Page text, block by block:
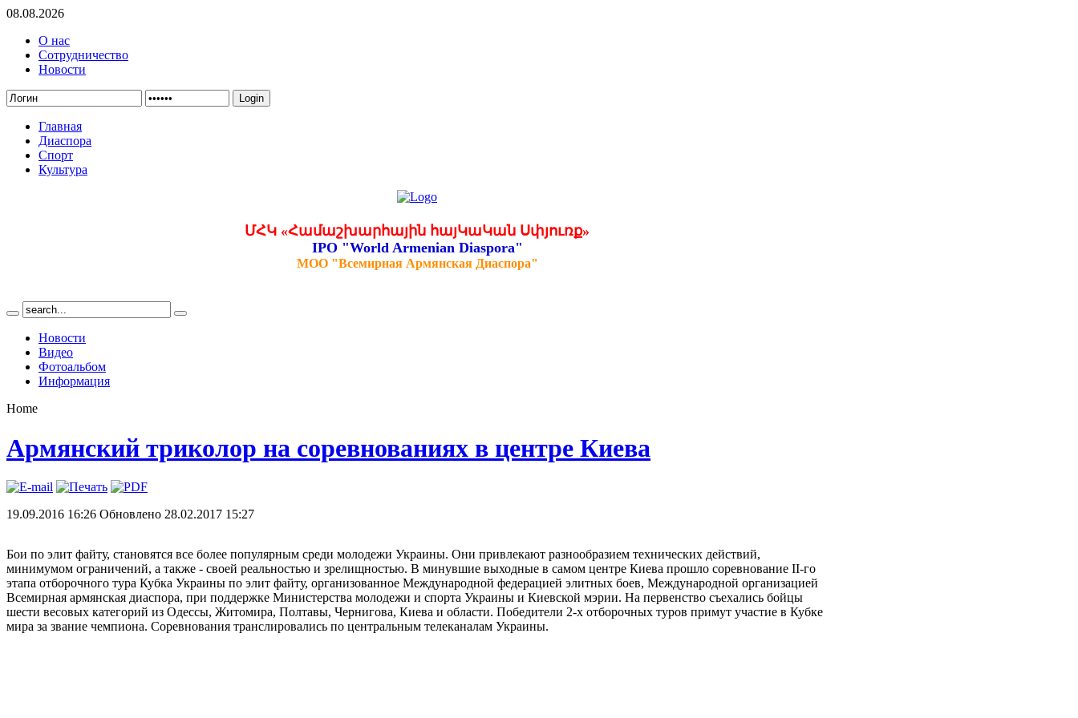
08.08.2026
О нас
Сотрудничество
Новости
Login
Главная
Диаспора
Спорт
Культура
ՄՀԿ «Համաշխարհային հայԿաԿան Սփյուռք»
IPO "World Armenian Diaspora"
МОО "Всемирная Армянская Диаспора"
Новости
Видео
Фотоальбом
Информация
Home
Армянский триколор на соревнованиях в центре Киева
19.09.2016 16:26 Обновлено 28.02.2017 15:27
Бои по элит файту, становятся все более популярным среди молодежи Украины. Oни привлекают разнообразием технических действий,
минимумом ограничений, а также - своей реальностью и зрелищностью. В минувшие выходные в самом центре Киева прошло соревнование II-го
этапа отборочного тура Кубка Украины по элит файту, организованное Международной федерацией элитных боев, Международной организацией
Всемирная армянская диаспора, при поддержке Министерства молодежи и спорта Украины и Киевской мэрии. На первенство съехались бойцы
шести весовых категорий из Одесcы, Житомира, Полтавы, Чернигова, Киева и области. Победители 2-х отборочных туров примут участие в Кубке
мира за звание чемпиона. Соревнования транслировались по центральным телеканалам Украины.